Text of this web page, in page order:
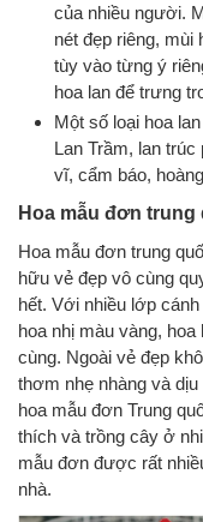
của nhiều người.
nét đẹp riêng,
tùy vào từng ý
hoa lan để trưng
Một số loại hoa
Lan Trầm, lan trúc
vĩ, cẩm báo,
Hoa mẫu đơn trung
Hoa mẫu đơn trung
hữu vẻ đẹp vô cùng
hết. Với nhiều lớp
hoa nhị màu vàng,
cùng. Ngoài vẻ đẹp
thơm nhẹ nhàng và
hoa mẫu đơn Trung
thích và trồng cây ở
mẫu đơn được rất
nhà.